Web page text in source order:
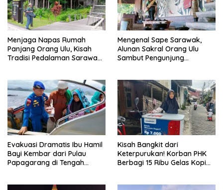
Menjaga Napas Rumah
Panjang Orang Ulu, Kisah
Tradisi Pedalaman Sarawak
Mengenal Sape Sarawak,
Alunan Sakral Orang Ulu
Sambut Pengunjung
Evakuasi Dramatis Ibu Hamil
Bayi Kembar dari Pulau
Papagarang di Tengah
Kisah Bangkit dari
Keterpurukan! Korban PHK
Berbagi 15 Ribu Gelas Kopi